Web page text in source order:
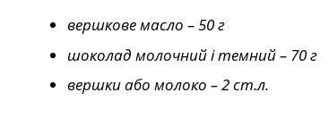
вершкове масло – 50 г
шоколад молочний і темний – 70 г
вершки або молоко – 2 ст.л.